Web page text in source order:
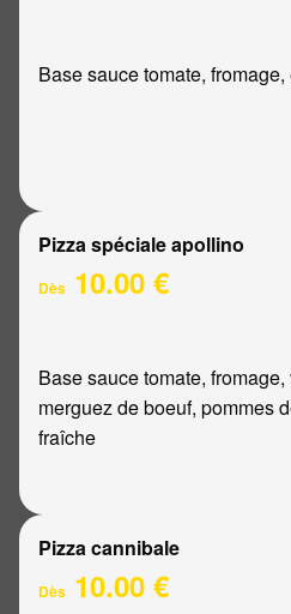
Base sauce tomate,
Pizza spéciale apollino
Dès 10.00 €
Base sauce tomate,
merguez de boeuf, pommes
fraîche
Pizza cannibale
Dès 10.00 €